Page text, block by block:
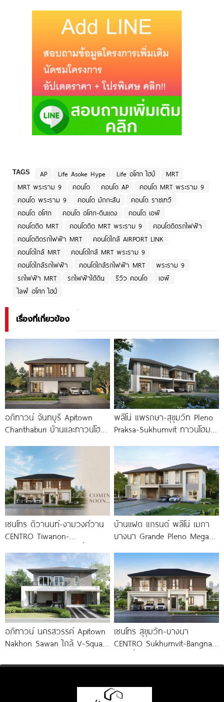
TAGS AP Life Asoke Hype Life อโศก ไฮป์
MRT
MRT พระราม 9
คอนโด คอนโด AP
คอนโด MRT พระราม 9
คอนโด พระราม 9
คอนโด มักกะสัน
คอนโด ราชเทวี
คอนโด อโศก
คอนโด อโศก-ดินแดง
คอนโด เอพี
คอนโดติด MRT
คอนโดติด MRT พระราม 9
คอนโดติดรถไฟฟ้า
คอนโดติดรถไฟฟ้า MRT
คอนโดใกล้ AIRPORT LINK
คอนโดใกล้ MRT
คอนโดใกล้ MRT พระราม 9
คอนโดใกล้รถไฟฟ้า
คอนโดใกล้รถไฟฟ้า MRT
พระราม 9
รถไฟฟ้า MRT
รถไฟฟ้าใต้ดิน รีวิว คอนโด
เอพี
ไลฟ์ อโศก ไฮป์
เรื่องที่เกี่ยวข้อง
อภิทาวน์ จันทบุรี Apitown
Chanthaburi บ้านและทาวน์โฮม
Fitness 24
พลีโน่ แพรกษา-สุขุมวิท Pleno
Praksa-Sukhumvit ทาวน์โฮม
สายเก่า พร้อม Fitness 24 ชม.*
เซนโทร ติวานนท์-งามวงศ์วาน
CENTRO Tiwanon-
ดีไซน์ใหม่จาก AP Thai ใกล้
ทางด่วนและรถไฟฟ้า เริ่ม 12-16
บ้านแฝด แกรนด์ พลีโน่ เมกา
บางนา Grande Pleno Mega
อภิทาวน์ นครสวรรค์ Apitown
Nakhon Sawan ใกล้ V-Square
เซนโทร สุขุมวิท-บางนา
CENTRO Sukhumvit-Bangna
ถนนสุขุมวิท และรถไฟฟ้า 2